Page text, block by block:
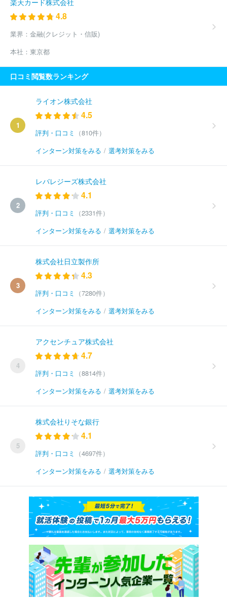
4.8
業界： 金融(クレジット・信販)
本社： 東京都
口コミ閲覧数ランキング
1
ライオン株式会社
4.5
評判・口コミ
（810件）
インターン対策をみる / 選考対策をみる
2
レバレジーズ株式会社
4.1
評判・口コミ
（2331件）
インターン対策をみる / 選考対策をみる
3
株式会社日立製作所
4.3
評判・口コミ
（7280件）
インターン対策をみる / 選考対策をみる
4
アクセンチュア株式会社
4.7
評判・口コミ
（8814件）
インターン対策をみる / 選考対策をみる
5
株式会社りそな銀行
4.1
評判・口コミ
（4697件）
インターン対策をみる / 選考対策をみる